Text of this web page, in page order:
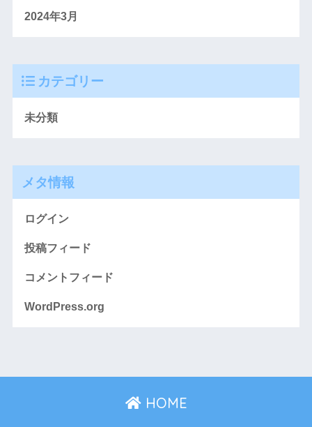
2024年3月
カテゴリー
未分類
メタ情報
ログイン
投稿フィード
コメントフィード
WordPress.org
HOME